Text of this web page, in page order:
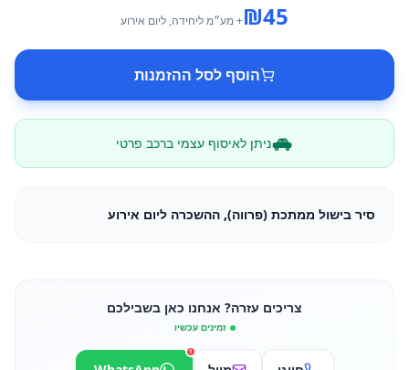
₪45 + מע״מליחידה, ליום אירוע
הוסף לסל ההזמנות
ניתן לאיסוף עצמי ברכב פרטי
סיר בישול ממתכת (פרווה), ההשכרה ליום אירוע
צריכים עזרה? אנחנו כאן בשבילכם
זמינים עכשיו
1